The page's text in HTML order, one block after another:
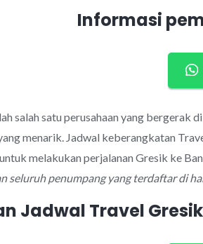
Informasi
salah satu perusahaan yang
menarik. Jadwal keberangkatan
melakukan perjalanan Gresik ke
seluruh penumpang yang terdaftar di
Jadwal Travel